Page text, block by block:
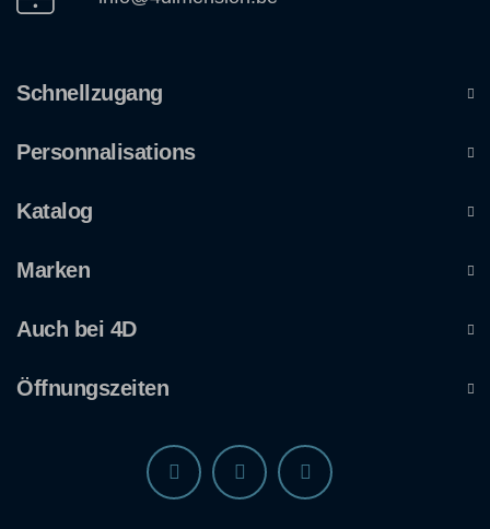
Schnellzugang
Personnalisations
Katalog
Marken
Auch bei 4D
Öffnungszeiten